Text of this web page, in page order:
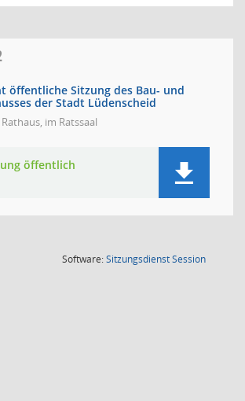
öffentliche Sitzung des Bau- und
der Stadt Lüdenscheid
Rathaus, im Ratssaal
öffentlich
Software:SitzungsdienstSession(Wird in